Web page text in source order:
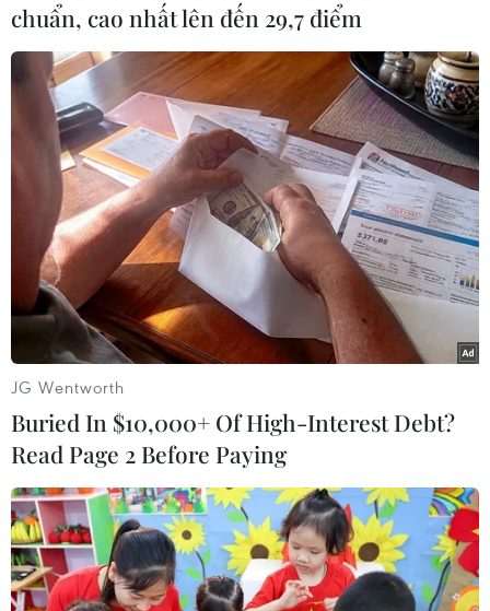
Mexico và các quốc gia Trung Mỹ, gồm Costa
Rica, El Salvador, Guatemala,Honduras và
Nicaragua.
Kể từ khi Mexico và Costa Rica ký và đưa vào
thực hiện Hiệp định tự dothương mại song
phương (FTA) từ năm 1994, hai nước đã có
những bước tiến dàitrong quan hệ kinh tế-
thương mại với tốc độ tăng trưởng trên
20%/năm.
Riêng trong năm 2011, kim ngạch thương mại
hai chiều đạt trên 3,6 tỷ USDtrong năm 2011 và
Costa Rica hiện đang là bạn hàng số một của
Mexico tại khu vựcTrung Mỹ./.
(TTXVN)
chuẩn, cao nhất lên đến 29,7 điểm
JG Wentworth
Buried In $10,000+ Of High-Interest Debt?
Read Page 2 Before Paying